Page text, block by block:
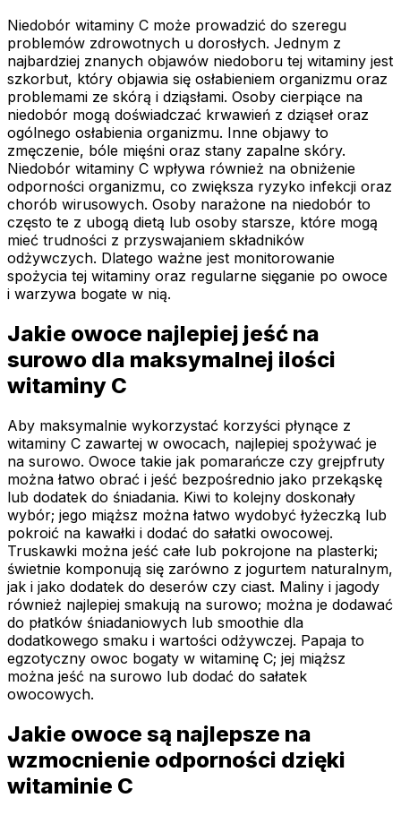
Niedobór witaminy C może prowadzić do szeregu
problemów zdrowotnych u dorosłych. Jednym z
najbardziej znanych objawów niedoboru tej witaminy jest
szkorbut, który objawia się osłabieniem organizmu oraz
problemami ze skórą i dziąsłami. Osoby cierpiące na
niedobór mogą doświadczać krwawień z dziąseł oraz
ogólnego osłabienia organizmu. Inne objawy to
zmęczenie, bóle mięśni oraz stany zapalne skóry.
Niedobór witaminy C wpływa również na obniżenie
odporności organizmu, co zwiększa ryzyko infekcji oraz
chorób wirusowych. Osoby narażone na niedobór to
często te z ubogą dietą lub osoby starsze, które mogą
mieć trudności z przyswajaniem składników
odżywczych. Dlatego ważne jest monitorowanie
spożycia tej witaminy oraz regularne sięganie po owoce
i warzywa bogate w nią.
Jakie owoce najlepiej jeść na
surowo dla maksymalnej ilości
witaminy C
Aby maksymalnie wykorzystać korzyści płynące z
witaminy C zawartej w owocach, najlepiej spożywać je
na surowo. Owoce takie jak pomarańcze czy grejpfruty
można łatwo obrać i jeść bezpośrednio jako przekąskę
lub dodatek do śniadania. Kiwi to kolejny doskonały
wybór; jego miąższ można łatwo wydobyć łyżeczką lub
pokroić na kawałki i dodać do sałatki owocowej.
Truskawki można jeść całe lub pokrojone na plasterki;
świetnie komponują się zarówno z jogurtem naturalnym,
jak i jako dodatek do deserów czy ciast. Maliny i jagody
również najlepiej smakują na surowo; można je dodawać
do płatków śniadaniowych lub smoothie dla
dodatkowego smaku i wartości odżywczej. Papaja to
egzotyczny owoc bogaty w witaminę C; jej miąższ
można jeść na surowo lub dodać do sałatek
owocowych.
Jakie owoce są najlepsze na
wzmocnienie odporności dzięki
witaminie C